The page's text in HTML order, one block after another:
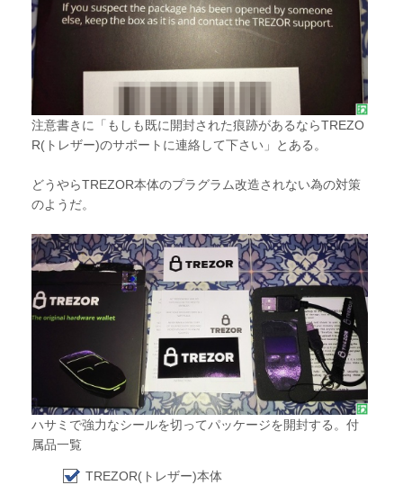
注意書きに「もしも既に開封された痕跡があるならTREZO
R(トレザー)のサポートに連絡して下さい」とある。
どうやらTREZOR本体のプラグラム改造されない為の対策
のようだ。
ハサミで強力なシールを切ってパッケージを開封する。付
属品一覧
TREZOR(トレザー)本体